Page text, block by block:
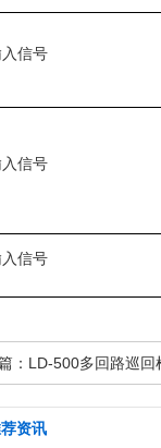
信号
信号
信号
： LD-500多回路巡回
资讯